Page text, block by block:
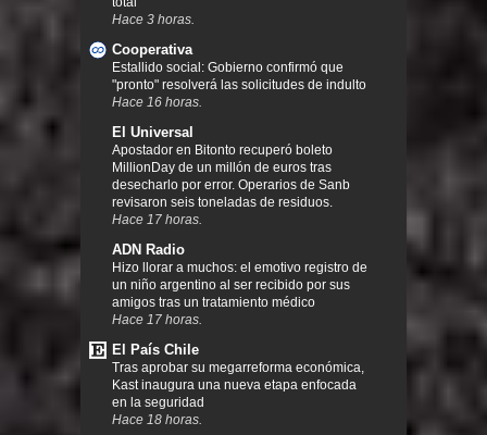
Hace 3 horas.
Cooperativa
Estallido social: Gobierno confirmó que
"pronto" resolverá las solicitudes de indulto
Hace 16 horas.
El Universal
Apostador en Bitonto recuperó boleto
MillionDay de un millón de euros tras
desecharlo por error. Operarios de Sanb
revisaron seis toneladas de residuos.
Hace 17 horas.
ADN Radio
Hizo llorar a muchos: el emotivo registro de
un niño argentino al ser recibido por sus
amigos tras un tratamiento médico
Hace 17 horas.
El País Chile
Tras aprobar su megarreforma económica,
Kast inaugura una nueva etapa enfocada
en la seguridad
Hace 18 horas.